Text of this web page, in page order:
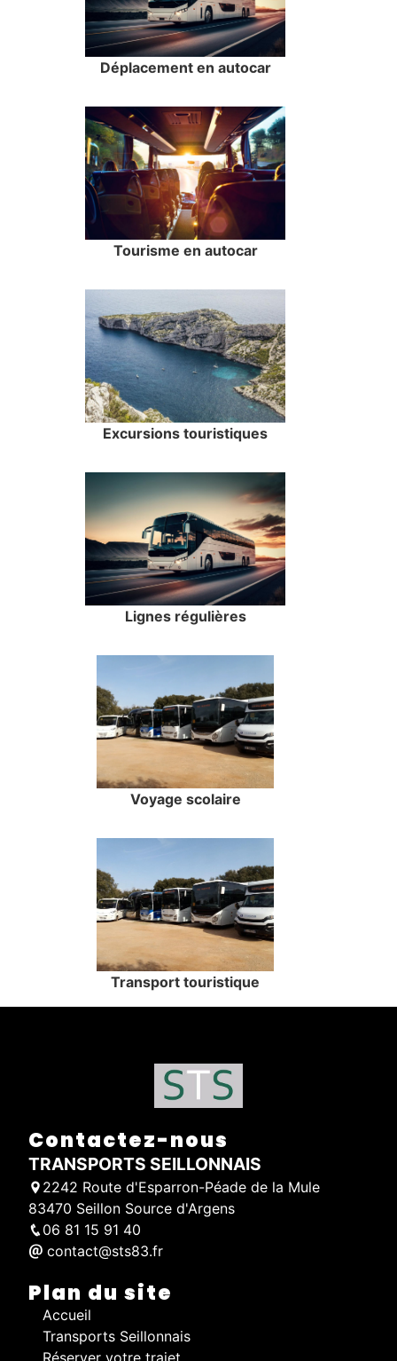
Déplacement en autocar
Tourisme en autocar
Excursions touristiques
Lignes régulières
Voyage scolaire
Transport touristique
Contactez-nous
TRANSPORTS SEILLONNAIS
2242 Route d'Esparron-Péade de la Mule
83470 Seillon Source d'Argens
06 81 15 91 40
contact@sts83.fr
Plan du site
Accueil
Transports Seillonnais